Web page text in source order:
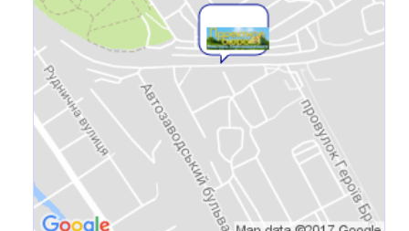
Ссылка для мобильных устройств